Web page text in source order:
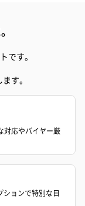
ト
）
【Thank you
です。
す。
対応やバイヤー厳
ションで特別な日